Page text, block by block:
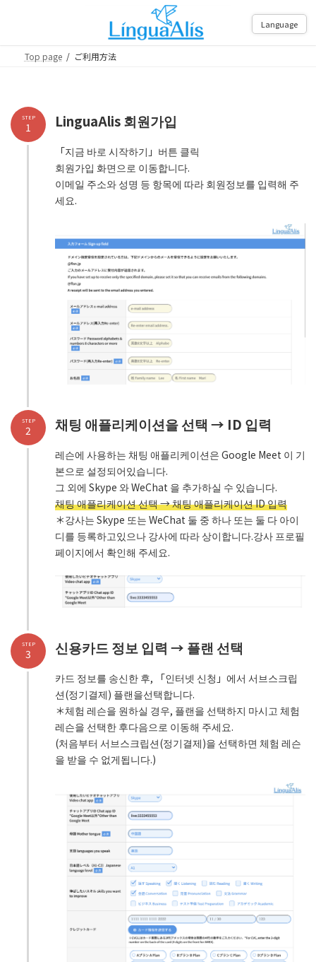
Language
Top page ご利用方法
LinguaAlis 회원가입
「지금 바로 시작하기」버튼 클릭
회원가입 화면으로 이동합니다.
이메일 주소와 성명 등 항목에 따라 회원정보를 입력해 주
세요.
STEP
1
채팅 애플리케이션을 선택 → ID 입력
레슨에 사용하는 채팅 애플리케이션은 Google Meet 이 기
본으로 설정되어있습니다.
그 외에 Skype 와 WeChat 을 추가하실 수 있습니다.
채팅 애플리케이션 선택 → 채팅 애플리케이션 ID 입력
＊강사는 Skype 또는 WeChat 둘 중 하나 또는 둘 다 아이
디를 등록하고있으나 강사에 따라 상이합니다.강사 프로필
페이지에서 확인해 주세요.
STEP
2
신용카드 정보 입력 → 플랜 선택
카드 정보를 송신한 후, 「인터넷 신청」에서 서브스크립
션(정기결제) 플랜을선택합니다.
＊체험 레슨을 원하실 경우, 플랜을 선택하지 마시고 체험
레슨을 선택한 후다음으로 이동해 주세요.
(처음부터 서브스크립션(정기결제)을 선택하면 체험 레슨
을 받을 수 없게됩니다.)
STEP
3